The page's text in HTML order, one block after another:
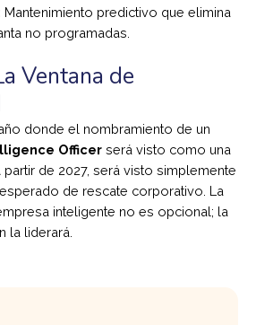
Mantenimiento predictivo que elimina
no programadas.
Ventana de
donde el nombramiento de un
Officer será visto como una
de 2027, será visto simplemente
de rescate corporativo. La
inteligente no es opcional; la
la liderará.